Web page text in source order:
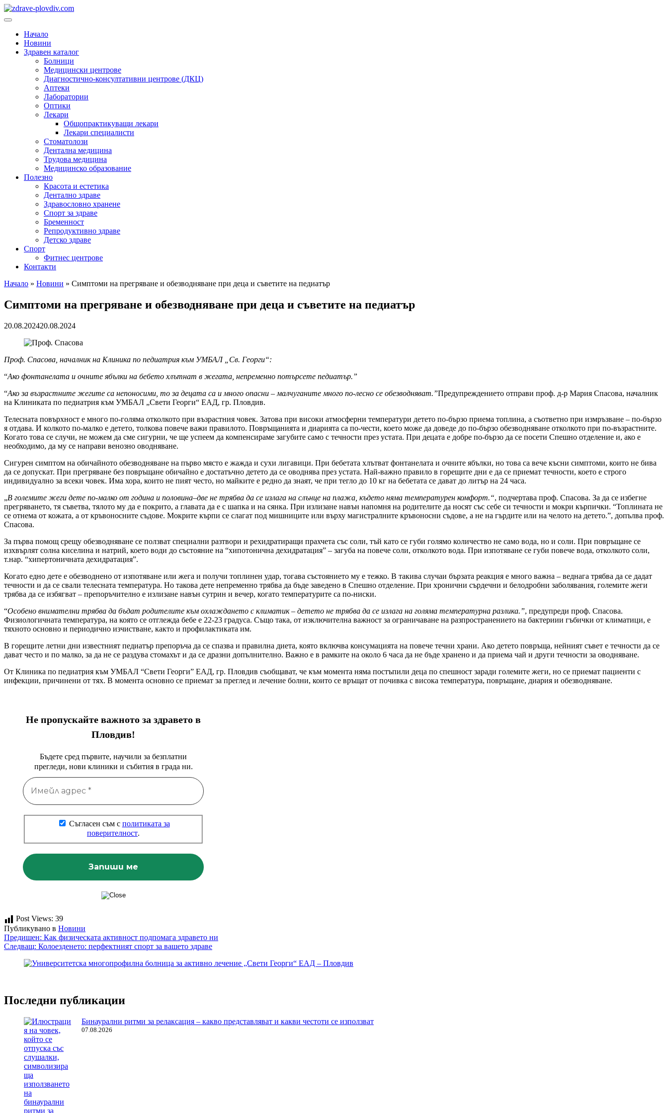
Преминете
към
Основно
Начало
Новини
Здравен каталог
Болници
Медицински центрове
Диагностично-консултативни центрове (ДКЦ)
Аптеки
Лаборатории
Оптики
Лекари
Общопрактикуващи лекари
Лекари специалисти
Стоматолози
Дентална медицина
Трудова медицина
Медицинско образование
Полезно
Красота и естетика
Дентално здраве
Здравословно хранене
Спорт за здраве
Бременност
Репродуктивно здраве
Детско здраве
Спорт
Фитнес центрове
Контакти
Начало » Новини » Симптоми на прегряване и обезводняване при деца и съветите на педиатър
Симптоми на прегряване и обезводняване при деца и съветите на педиатър
20.08.202420.08.2024
Проф. Спасова, началник на Клиника по педиатрия към УМБАЛ „Св. Георги“:
“Ако фонтанелата и очните ябълки на бебето хлътнат в жегата, непременно потърсете педиатър.”
“Ако за възрастните жегите са непоносими, то за децата са и много опасни – малчуганите много по-лесно се обезводняват.”Предупреждението отправи проф. д-р Мария Спасова, началник
на Клиниката по педиатрия към УМБАЛ „Свети Георги“ ЕАД, гр. Пловдив.
Телесната повърхност е много по-голяма отколкото при възрастния човек. Затова при високи атмосферни температури детето по-бързо приема топлина, а съответно при измръзване – по-бързо
я отдава. И колкото по-малко е детето, толкова повече важи правилото. Повръщанията и диарията са по-чести, което може да доведе до по-бързо обезводняване отколкото при по-възрастните.
Когато това се случи, не можем да сме сигурни, че ще успеем да компенсираме загубите само с течности през устата. При децата е добре по-бързо да се посети Спешно отделение и, ако е
необходимо, да му се направи венозно оводняване.
Сигурен симптом на обичайното обезводняване на първо място е жажда и сухи лигавици. При бебетата хлътват фонтанелата и очните ябълки, но това са вече късни симптоми, които не бива
да се допускат. При прегряване без повръщане обичайно е достатъчно детето да се оводнява през устата. Най-важно правило в горещите дни е да се приемат течности, което е строго
индивидуално за всеки човек. Има хора, които не пият често, но майките е редно да знаят, че при тегло до 10 кг на бебетата се дават до литър на 24 часа.
„В големите жеги дете по-малко от година и половина–две не трябва да се излага на слънце на плажа, където няма температурен комфорт.“, подчертава проф. Спасова. За да се избегне
прегряването, тя съветва, тялото му да е покрито, а главата да е с шапка и на сянка. При излизане навън напомня на родителите да носят със себе си течности и мокри кърпички. “Топлината не
се отнема от кожата, а от кръвоносните съдове. Мокрите кърпи се слагат под мишниците или върху магистралните кръвоносни съдове, а не на гърдите или на челото на детето.”, допълва проф.
Спасова.
За първа помощ срещу обезводняване се ползват специални разтвори и рехидратиращи прахчета със соли, тъй като се губи голямо количество не само вода, но и соли. При повръщане се
изхвърлят солна киселина и натрий, което води до състояние на “хипотонична дехидратация” – загуба на повече соли, отколкото вода. При изпотяване се губи повече вода, отколкото соли,
т.нар. “хипертоничната дехидратация”.
Когато едно дете е обезводнено от изпотяване или жега и получи топлинен удар, тогава състоянието му е тежко. В такива случаи бързата реакция е много важна – веднага трябва да се дадат
течности и да се свали телесната температура. Но такова дете непременно трябва да бъде заведено в Спешно отделение. При хронични сърдечни и белодробни заболявания, големите жеги
трябва да се избягват – препоръчително е излизане навън сутрин и вечер, когато температурите са по-ниски.
“Особено внимателни трябва да бъдат родителите към охлаждането с климатик– детето не трябва да се излага на голяма температурна разлика.”, предупреди проф. Спасова.
Физиологичната температура, на която се отглежда бебе е 22-23 градуса. Също така, от изключителна важност за ограничаване на разпространението на бактериии гъбички от климатици, е
тяхното основно и периодично изчистване, както и профилактиката им.
В горещите летни дни известният педиатър препоръча да се спазва и правилна диета, която включва консумацията на повече течни храни. Ако детето повръща, нейният съвет е течности да се
дават често и по малко, за да не се раздува стомахът и да се дразни допълнително. Важно е в рамките на около 6 часа да не бъде хранено и да приема чай и други течности за оводняване.
От Клиника по педиатрия към УМБАЛ “Свети Георги” ЕАД, гр. Пловдив съобщават, че към момента няма постъпили деца по спешност заради големите жеги, но се приемат пациенти с
инфекции, причинени от тях. В момента основно се приемат за преглед и лечение болни, които се връщат от почивка с висока температура, повръщане, диария и обезводняване.
Не пропускайте важното за здравето в
Пловдив!
Бъдете сред първите, научили за безплатни
прегледи, нови клиники и събития в града ни.
Съгласен съм с политиката за
поверителност.
Post Views: 39
Публикувано в Новини
Навигация
Предишен: Как физическата активност подпомага здравето ни
Следващ: Колоезденето: перфектният спорт за вашето здраве
Последни публикации
Бинаурални ритми за релаксация – какво представляват и какви честоти се използват
07.08.2026